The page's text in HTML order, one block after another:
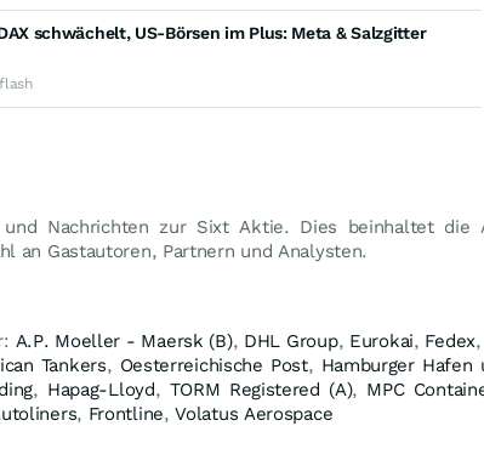
schwächelt, US-Börsen im Plus: Meta & Salzgitter
Nachrichten zur Sixt Aktie. Dies beinhaltet die
an Gastautoren, Partnern und Analysten.
A.P. Moeller - Maersk (B), DHL Group, Eurokai, Fedex,
Tankers, Oesterreichische Post, Hamburger Hafen
, Hapag-Lloyd, TORM Registered (A), MPC
, Frontline,Volatus Aerospace